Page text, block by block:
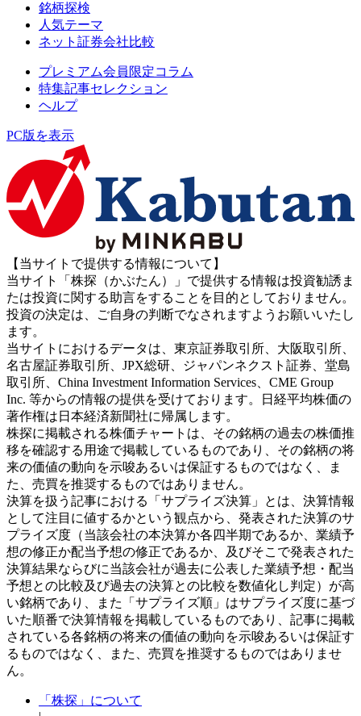
銘柄探検
人気テーマ
ネット証券会社比較
プレミアム会員限定コラム
特集記事セレクション
ヘルプ
PC版を表示
【当サイトで提供する情報について】
当サイト「株探（かぶたん）」で提供する情報は投資勧誘ま
たは投資に関する助言をすることを目的としておりません。
投資の決定は、ご自身の判断でなされますようお願いいたし
ます。
当サイトにおけるデータは、東京証券取引所、大阪取引所、
名古屋証券取引所、JPX総研、ジャパンネクスト証券、堂島
取引所、China Investment Information Services、CME Group
Inc. 等からの情報の提供を受けております。日経平均株価の
著作権は日本経済新聞社に帰属します。
株探に掲載される株価チャートは、その銘柄の過去の株価推
移を確認する用途で掲載しているものであり、その銘柄の将
来の価値の動向を示唆あるいは保証するものではなく、ま
た、売買を推奨するものではありません。
決算を扱う記事における「サプライズ決算」とは、決算情報
として注目に値するかという観点から、発表された決算のサ
プライズ度（当該会社の本決算か各四半期であるか、業績予
想の修正か配当予想の修正であるか、及びそこで発表された
決算結果ならびに当該会社が過去に公表した業績予想・配当
予想との比較及び過去の決算との比較を数値化し判定）が高
い銘柄であり、また「サプライズ順」はサプライズ度に基づ
いた順番で決算情報を掲載しているものであり、記事に掲載
されている各銘柄の将来の価値の動向を示唆あるいは保証す
るものではなく、また、売買を推奨するものではありませ
ん。
「株探」について